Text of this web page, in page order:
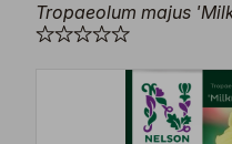
Tropaeolum majus